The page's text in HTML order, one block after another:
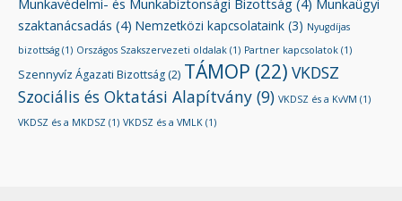
szaktanácsadás (4) Nemzetközi kapcsolataink (3) Nyugdíjas
bizottság (1) Országos Szakszervezeti oldalak (1) Partner kapcsolatok (1)
Szennyvíz Ágazati Bizottság (2) TÁMOP (22) VKDSZ
Szociális és Oktatási Alapítvány (9) VKDSZ és a KvVM (1)
VKDSZ és a MKDSZ (1) VKDSZ és a VMLK (1)